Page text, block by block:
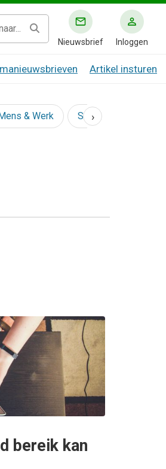
Nieuwsbrief Inloggen
Artikel insturen
& Werk Social
›
bereik kan